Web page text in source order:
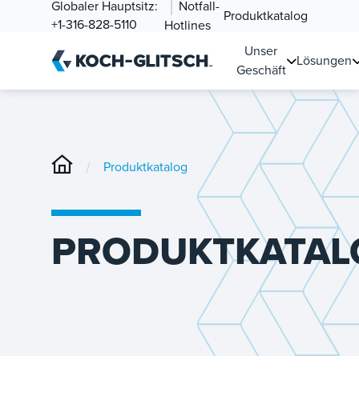
Globaler Hauptsitz:
+1-316-828-5110
Notfall-
Hotlines
Produktkatalog
Unser
Geschäft
Lösungen
/ Produktkatalog